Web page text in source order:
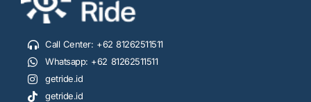
Call Center: +62 81262511511
Whatsapp: +62 81262511511
getride.id
getride.id